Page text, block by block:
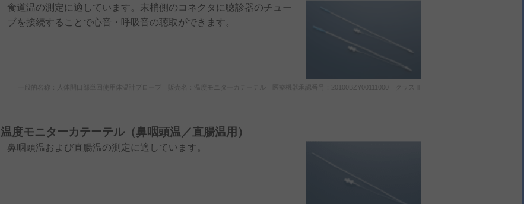
食道温の測定に適しています。末梢側のコネクタに聴診器のチュー
ブを接続することで心音・呼吸音の聴取ができます。
一般的名称：人体開口部単回使用体温計プローブ 販売名：温度モニターカテーテル 医療機器承認番号：20100BZY00111000 クラスⅡ
温度モニターカテーテル（鼻咽頭温／直腸温用）
鼻咽頭温および直腸温の測定に適しています。